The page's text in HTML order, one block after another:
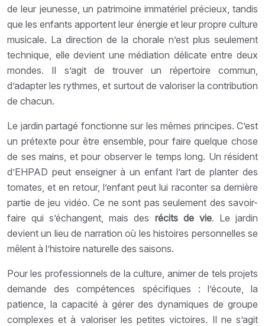
de leur jeunesse, un patrimoine immatériel précieux, tandis
que les enfants apportent leur énergie et leur propre culture
musicale. La direction de la chorale n’est plus seulement
technique, elle devient une médiation délicate entre deux
mondes. Il s’agit de trouver un répertoire commun,
d’adapter les rythmes, et surtout de valoriser la contribution
de chacun.
Le jardin partagé fonctionne sur les mêmes principes. C’est
un prétexte pour être ensemble, pour faire quelque chose
de ses mains, et pour observer le temps long. Un résident
d’EHPAD peut enseigner à un enfant l’art de planter des
tomates, et en retour, l’enfant peut lui raconter sa dernière
partie de jeu vidéo. Ce ne sont pas seulement des savoir-
faire qui s’échangent, mais des récits de vie. Le jardin
devient un lieu de narration où les histoires personnelles se
mêlent à l’histoire naturelle des saisons.
Pour les professionnels de la culture, animer de tels projets
demande des compétences spécifiques : l’écoute, la
patience, la capacité à gérer des dynamiques de groupe
complexes et à valoriser les petites victoires. Il ne s’agit